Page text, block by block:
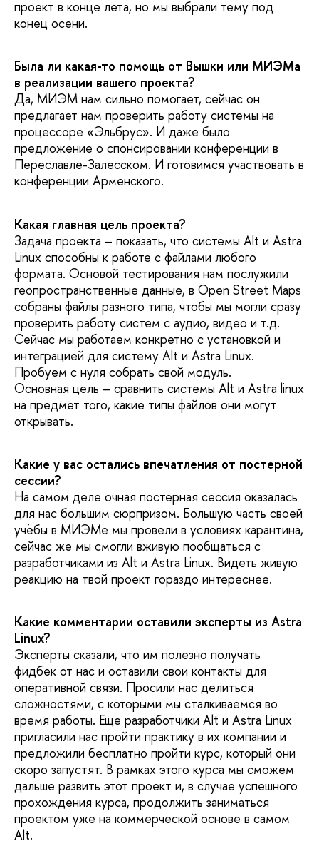
проект в конце лета, но мы выбрали тему под
конец осени.
Была ли какая-то помощь от Вышки или МИЭМа
в реализации вашего проекта?
Да, МИЭМ нам сильно помогает, сейчас он
предлагает нам проверить работу системы на
процессоре «Эльбрус». И даже было
предложение о спонсировании конференции в
Переславле-Залесском. И готовимся участвовать в
конференции Арменского.
Какая главная цель проекта?
Задача проекта – показать, что системы Alt и Astra
Linux способны к работе с файлами любого
формата. Основой тестирования нам послужили
геопространственные данные, в Open Street Maps
собраны файлы разного типа, чтобы мы могли сразу
проверить работу систем с аудио, видео и т.д.
Сейчас мы работаем конкретно с установкой и
интеграцией для систему Alt и Astra Linux.
Пробуем с нуля собрать свой модуль.
Основная цель – сравнить системы Alt и Astra linux
на предмет того, какие типы файлов они могут
открывать.
Какие у вас остались впечатления от постерной
сессии?
На самом деле очная постерная сессия оказалась
для нас большим сюрпризом. Большую часть своей
учёбы в МИЭМе мы провели в условиях карантина,
сейчас же мы смогли вживую пообщаться с
разработчиками из Alt и Astra Linux. Видеть живую
реакцию на твой проект гораздо интереснее.
Какие комментарии оставили эксперты из Astra
Linux?
Эксперты сказали, что им полезно получать
фидбек от нас и оставили свои контакты для
оперативной связи. Просили нас делиться
сложностями, с которыми мы сталкиваемся во
время работы. Еще разработчики Alt и Astra Linux
пригласили нас пройти практику в их компании и
предложили бесплатно пройти курс, который они
скоро запустят. В рамках этого курса мы сможем
дальше развить этот проект и, в случае успешного
прохождения курса, продолжить заниматься
проектом уже на коммерческой основе в самом
Alt.